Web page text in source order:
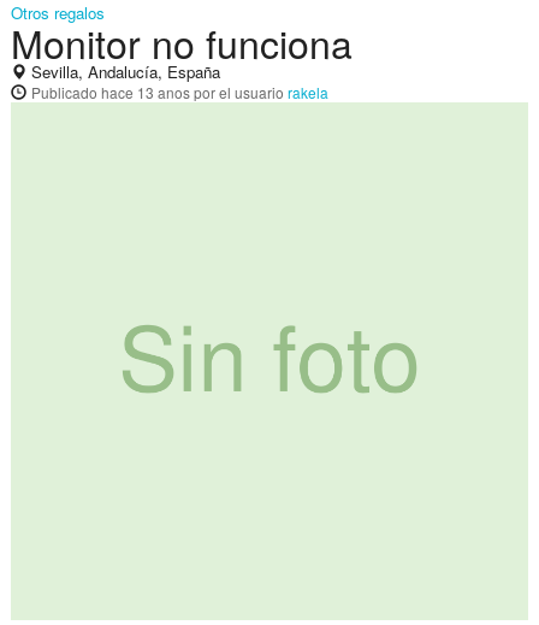
Otros regalos
Monitor no funciona
Sevilla, Andalucía, España
Publicado hace 13 anospor el usuario rakela